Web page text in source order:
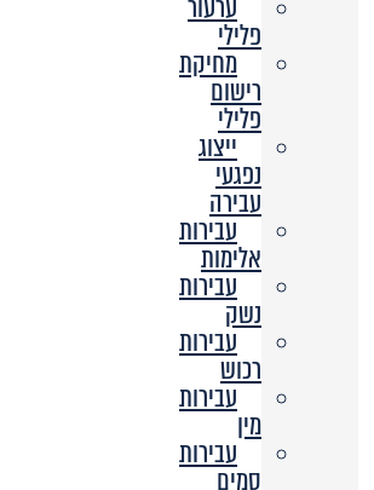
פלילי
מחיקת
רישום
פלילי
ייצוג
נפגעי
עבירה
עבירות
אלימות
עבירות
נשק
עבירות
רכוש
עבירות
מין
עבירות
סמים